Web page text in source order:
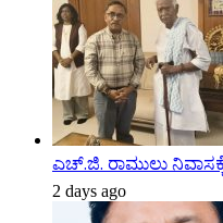
ಎಚ್.ಜಿ. ರಾಮುಲು
2 days ago